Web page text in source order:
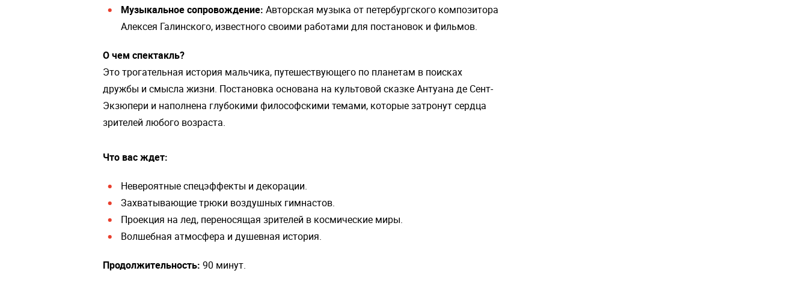
Музыкальное сопровождение: Авторская музыка от петербургского композитора
Алексея Галинского, известного своими работами для постановок и фильмов.
О чем спектакль?
Это трогательная история мальчика, путешествующего по планетам в поисках
дружбы и смысла жизни. Постановка основана на культовой сказке Антуана де Сент-
Экзюпери и наполнена глубокими философскими темами, которые затронут сердца
зрителей любого возраста.
Что вас ждет:
Невероятные спецэффекты и декорации.
Захватывающие трюки воздушных гимнастов.
Проекция на лед, переносящая зрителей в космические миры.
Волшебная атмосфера и душевная история.
Продолжительность: 90 минут.